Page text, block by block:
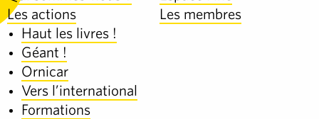
Les actions
Haut les livres !
Géant !
Ornicar
Vers l’international
Formations
Les membres